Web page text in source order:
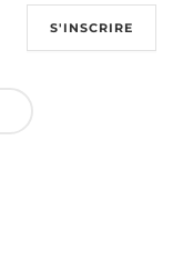
S'INSCRIRE